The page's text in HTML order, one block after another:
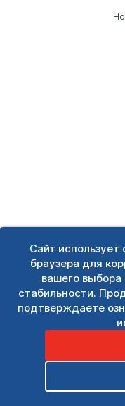
Сайт
браузера для
вашего выбора
стабильности.
подтверждаете